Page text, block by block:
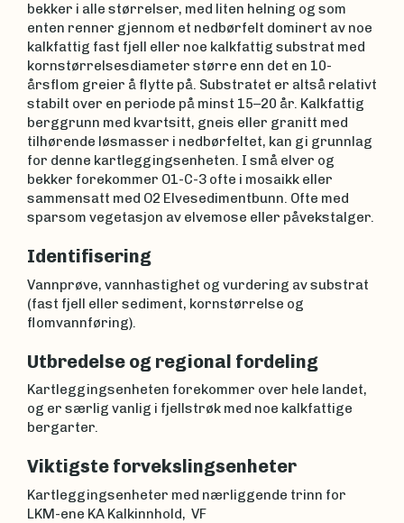
bekker i alle størrelser, med liten helning og som
enten renner gjennom et nedbørfelt dominert av noe
kalkfattig fast fjell eller noe kalkfattig substrat med
kornstørrelsesdiameter større enn det en 10-
årsflom greier å flytte på. Substratet er altså relativt
stabilt over en periode på minst 15–20 år. Kalkfattig
berggrunn med kvartsitt, gneis eller granitt med
tilhørende løsmasser i nedbørfeltet, kan gi grunnlag
for denne kartleggingsenheten. I små elver og
bekker forekommer O1-C-3 ofte i mosaikk eller
sammensatt med O2 Elvesedimentbunn. Ofte med
sparsom vegetasjon av elvemose eller påvekstalger.
Identifisering
Vannprøve, vannhastighet og vurdering av substrat
(fast fjell eller sediment, kornstørrelse og
flomvannføring).
Utbredelse og regional fordeling
Kartleggingsenheten forekommer over hele landet,
og er særlig vanlig i fjellstrøk med noe kalkfattige
bergarter.
Viktigste forvekslingsenheter
Kartleggingsenheter med nærliggende trinn for
LKM-ene KA Kalkinnhold, VF